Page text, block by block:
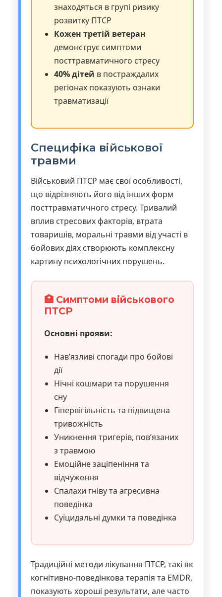
знаходяться в групі ризику
розвитку ПТСР
Кожен третій ветеран
демонструє симптоми
посттравматичного стресу
40% дітей в постраждалих
регіонах показують ознаки
травматизації
Специфіка військової
травми
Військовий ПТСР має свої особливості,
що відрізняють його від інших форм
посттравматичного стресу. Тривалий
вплив стресових факторів, втрата
товаришів, моральні травми від участі в
бойових діях створюють комплексну
картину психологічних порушень.
🏥 Симптоми військового
ПТСР
Основні прояви:
Нав’язливі спогади про бойові
дії
Нічні кошмари та порушення
сну
Гіпервігільність та підвищена
тривожність
Уникнення тригерів, пов’язаних
з травмою
Емоційне заціпеніння та
відчуження
Спалахи гніву та агресивна
поведінка
Суїцидальні думки та поведінка
Традиційні методи лікування ПТСР, такі як
когнітивно-поведінкова терапія та EMDR,
показують хороші результати, але часто